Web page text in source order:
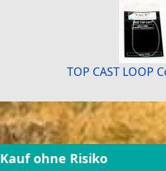
TOP CAST LOOP
Kauf ohne Risiko